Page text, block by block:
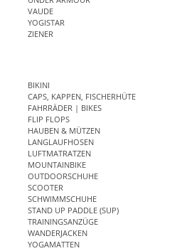
VAUDE
YOGISTAR
ZIENER
BIKINI
CAPS, KAPPEN, FISCHERHÜTE
FAHRRÄDER | BIKES
FLIP FLOPS
HAUBEN & MÜTZEN
LANGLAUFHOSEN
LUFTMATRATZEN
MOUNTAINBIKE
OUTDOORSCHUHE
SCOOTER
SCHWIMMSCHUHE
STAND UP PADDLE (SUP)
TRAININGSANZÜGE
WANDERJACKEN
YOGAMATTEN